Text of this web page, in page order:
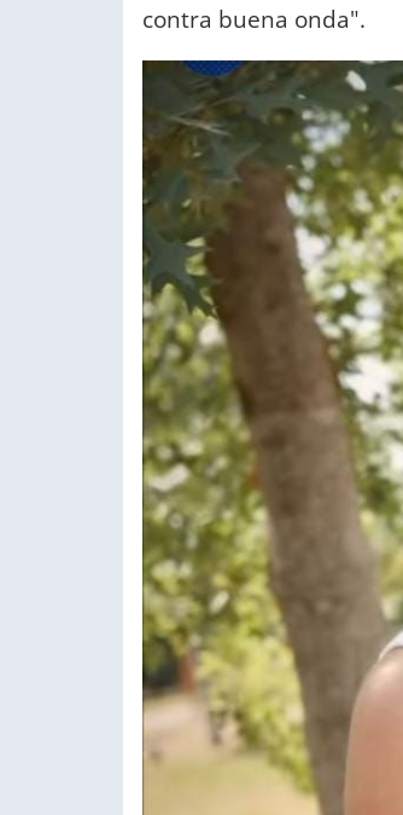
contra buena onda".